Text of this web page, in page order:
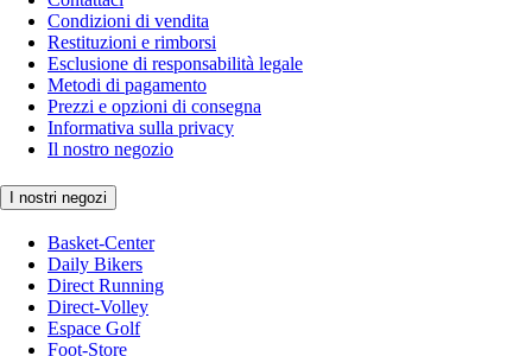
Condizioni di vendita
Restituzioni e rimborsi
Esclusione di responsabilità legale
Metodi di pagamento
Prezzi e opzioni di consegna
Informativa sulla privacy
Il nostro negozio
I nostri negozi
Basket-Center
Daily Bikers
Direct Running
Direct-Volley
Espace Golf
Foot-Store